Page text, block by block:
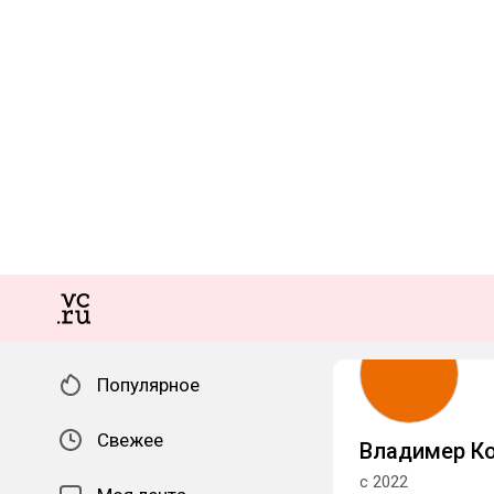
Популярное
Свежее Владимер
с 2022